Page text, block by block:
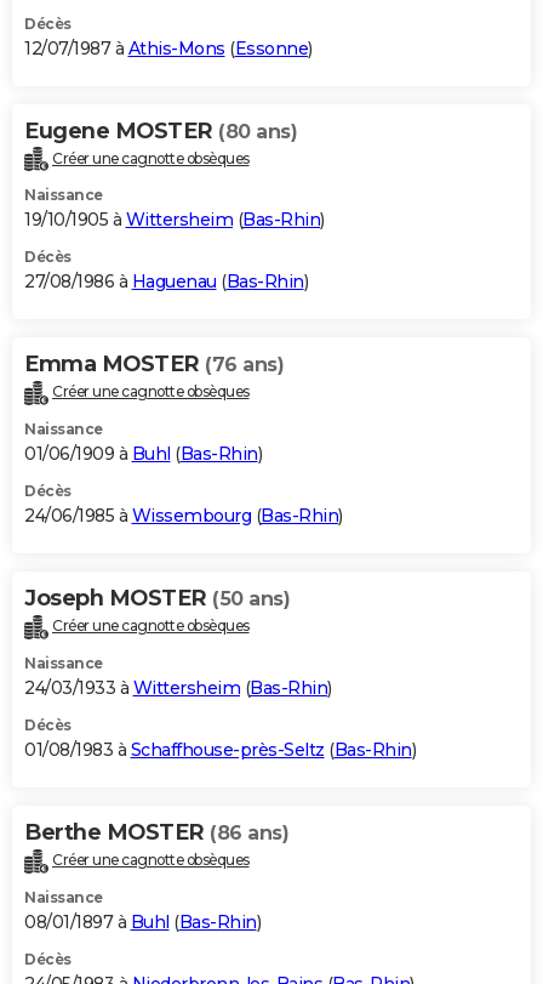
Décès
12/07/1987 à Athis-Mons (Essonne)
Eugene MOSTER (80 ans)
Créer une cagnotte obsèques
Naissance
19/10/1905 à Wittersheim (Bas-Rhin)
Décès
27/08/1986 à Haguenau (Bas-Rhin)
Emma MOSTER (76 ans)
Créer une cagnotte obsèques
Naissance
01/06/1909 à Buhl (Bas-Rhin)
Décès
24/06/1985 à Wissembourg (Bas-Rhin)
Joseph MOSTER (50 ans)
Créer une cagnotte obsèques
Naissance
24/03/1933 à Wittersheim (Bas-Rhin)
Décès
01/08/1983 à Schaffhouse-près-Seltz (Bas-Rhin)
Berthe MOSTER (86 ans)
Créer une cagnotte obsèques
Naissance
08/01/1897 à Buhl (Bas-Rhin)
Décès